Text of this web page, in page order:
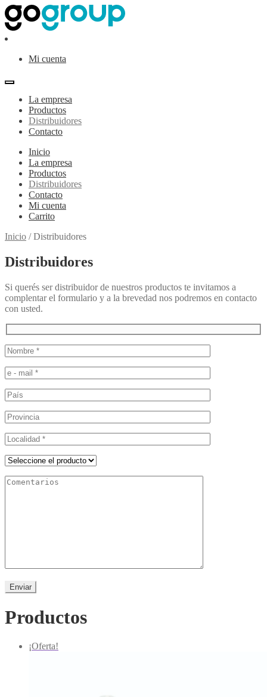
Ir
a
la
navegación
Ir
al
contenido
Mi cuenta
La empresa
Productos
Distribuidores
Contacto
Inicio
La empresa
Productos
Distribuidores
Contacto
Mi cuenta
Carrito
Inicio /Distribuidores
Distribuidores
Si querés ser distribuidor de nuestros productos te invitamos a
complentar el formulario y a la brevedad nos podremos en contacto
con usted.
Productos
¡Oferta!